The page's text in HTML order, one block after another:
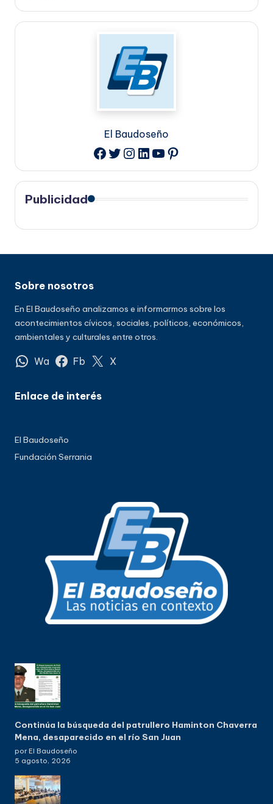
El Baudoseño
Facebook
Twitter
Instagram
LinkedIn
YouTube
Pinterest
Publicidad
Sobre nosotros
En El Baudoseño analizamos e informarmos sobre los
acontecimientos cívicos, sociales, políticos, económicos,
ambientales y culturales entre otros.
Wa Fb X
Enlace de interés
El Baudoseño
Fundación Serrania
Continúa la búsqueda del patrullero Haminton Chaverra
Mena, desaparecido en el río San Juan
por El Baudoseño
5 agosto, 2026